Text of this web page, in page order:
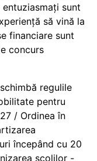
sunt
să vină la
financiare sunt
concurs
regulile
pentru
/ Ordinea în
începând cu 20
școlilor -